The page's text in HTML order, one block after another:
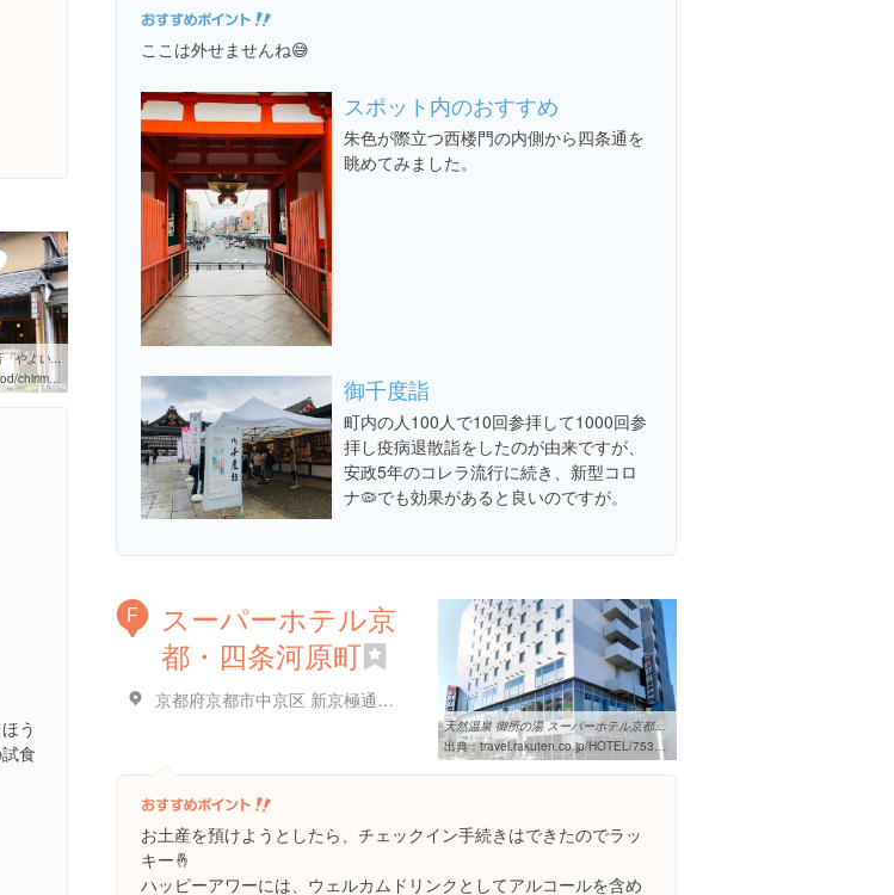
ここは外せませんね😅
スポット内のおすすめ
朱色が際立つ西楼門の内側から四条通を
眺めてみました。
御千度詣
町内の人100人で10回参拝して1000回参
拝し疫病退散詣をしたのが由来ですが、
安政5年のコレラ流行に続き、新型コロ
ナ🦠でも効果があると良いのですが。
京都のおすすめちりめん山椒店「やよい」をご紹介！ちりめんカフェが素敵！
yayoi
う
食
F
スーパーホテル京
都・四条河原町
京都府京都市中京区 新京極通り四条上る中之町５３８番地１
天然温泉 御所の湯 スーパーホテル京都・四条河原町 宿泊予約【楽天 ...
出典：travel.rakuten.co.jp/HOTEL/75325/75325.html
お土産を預けようとしたら、チェックイン手続きはできたのでラッ
キー🤞
ハッピーアワーには、ウェルカムドリンクとしてアルコールを含め